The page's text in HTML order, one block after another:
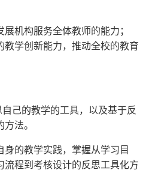
机构服务全体教师的能力；
教学创新能力，推动全校的教育
己的教学的工具，以及基于反
法。
身的教学实践，掌握从学习目
流程到考核设计的反思工具化方